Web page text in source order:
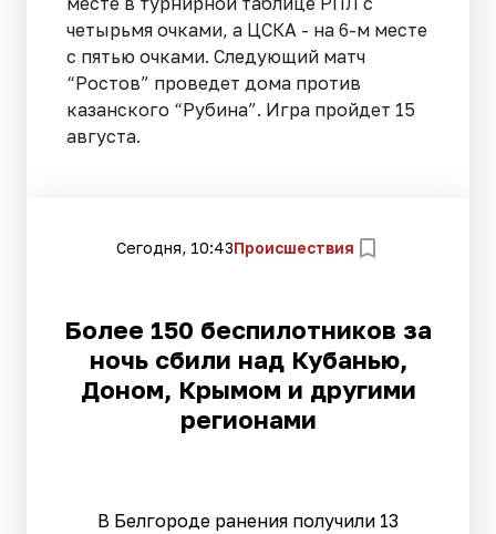
четырьмя очками, а ЦСКА - на 6-м месте
с пятью очками. Следующий матч
“Ростов” проведет дома против
казанского “Рубина”. Игра пройдет 15
августа.
Сегодня, 10:43Происшествия
Более 150 беспилотников за
ночь сбили над Кубанью,
Доном, Крымом и другими
регионами
В Белгороде ранения получили 13